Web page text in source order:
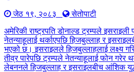
जेठ १९, २०८३
सेतोपाटी
अमेरिकी राष्ट्रपति डोनाल्ड ट्रम्पले इसराइली
नेतन्याहूलाई थर्काएपछि हिजबुल्लाह र
भएको छ। इसराइलले हिजबुल्लाहलाई लक्ष्य
तीव्र पारेपछि ट्रम्पले नेतन्याहूलाई फोन गरेर
लेबननले हिजबुल्लाह र इसराइलबीच आंशिक